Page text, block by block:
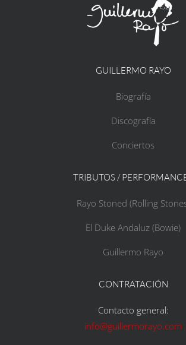
GUILLERMO RAYO
Biografía
Discografía
Conciertos
TRIBUTOS /
Rayo Stoned (Rolling
El Duke Andaluz (Bowie)
Guillermo Rayo
CONTRATACIÓN
Contacto general:
info@guillermorayo.com